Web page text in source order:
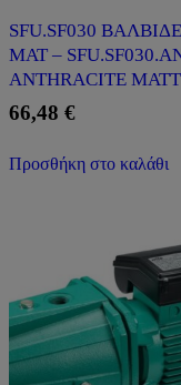
SFU.SF030
ΜΑΤ –
ANTHRACITE MATT
66,48 €
Προσθήκη στο καλάθι